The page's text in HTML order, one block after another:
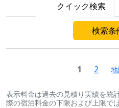
クイック検索
検索条
1 2
表示料金は過去の見積り実績を統
際の宿泊料金の下限および上限で